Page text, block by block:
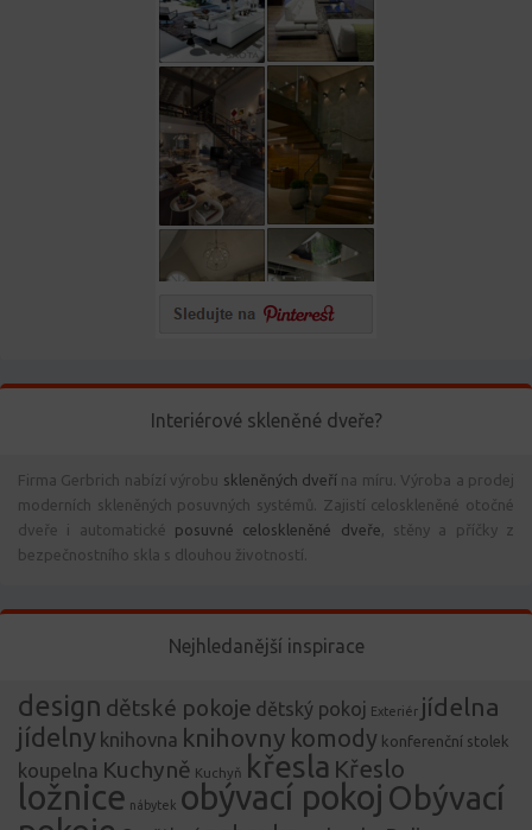
Interiérové skleněné dveře?
Firma Gerbrich nabízí výrobu skleněných dveří na míru. Výroba a prodej
moderních skleněných posuvných systémů. Zajistí celoskleněné otočné
dveře i automatické posuvné celoskleněné dveře , stěny a příčky z
bezpečnostního skla s dlouhou životností.
Nejhledanější inspirace
design dětské pokoje dětský pokoj Exteriér jídelna
jídelny knihovna knihovny komody konferenční stolek
koupelna Kuchyně Kuchyň křesla Křeslo
ložnice nábytek obývací pokoj Obývací